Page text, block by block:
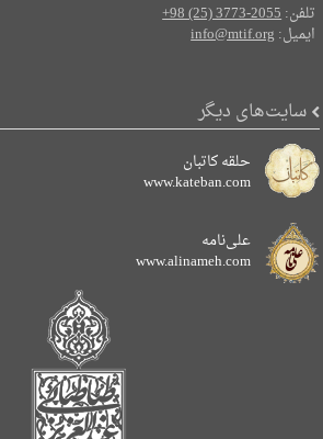
تلفن:+98 (25) 3773-2055
ایمیل:info@mtif.org
سایت‌های دیگر
حلقه کاتبان
www.kateban.com
علی‌نامه
www.alinameh.com